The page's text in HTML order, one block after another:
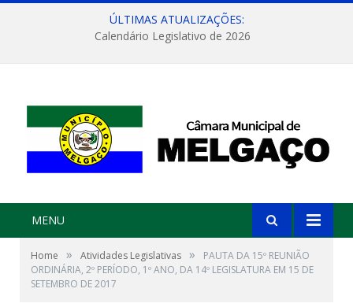
ÚLTIMAS ATUALIZAÇÕES:
Calendário Legislativo de 2026
MENU
Home » Atividades Legislativas »
PAUTA DA 15º REUNIÃO
ORDINÁRIA, 2º PERÍODO, 1º ANO, DA 14º LEGISLATURA EM 15 DE
SETEMBRO DE 2017